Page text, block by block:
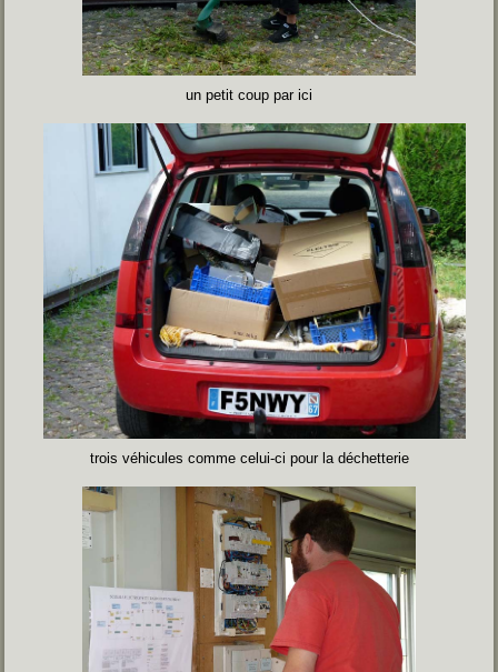
un petit coup par ici
trois véhicules comme celui-ci pour la déchetterie